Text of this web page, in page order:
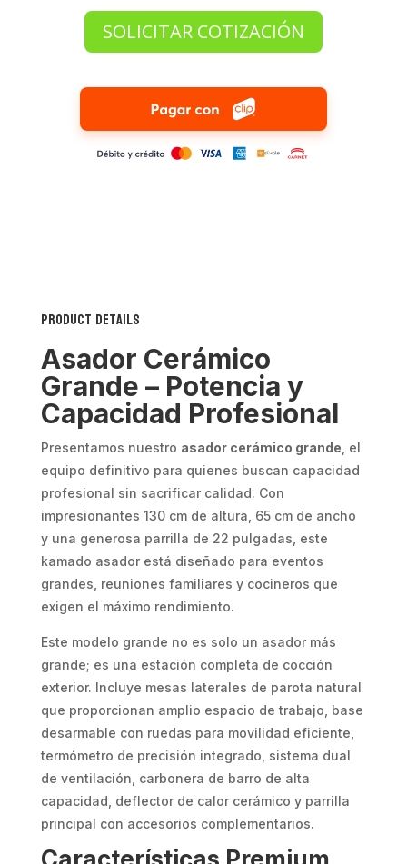
SOLICITAR COTIZACIÓN
Product Details
Asador Cerámico
Grande – Potencia y
Capacidad Profesional
Presentamos nuestro asador cerámico grande , el
equipo definitivo para quienes buscan capacidad
profesional sin sacrificar calidad. Con
impresionantes 130 cm de altura, 65 cm de ancho
y una generosa parrilla de 22 pulgadas, este
kamado asador está diseñado para eventos
grandes, reuniones familiares y cocineros que
exigen el máximo rendimiento.
Este modelo grande no es solo un asador más
grande; es una estación completa de cocción
exterior. Incluye mesas laterales de parota natural
que proporcionan amplio espacio de trabajo, base
desarmable con ruedas para movilidad eficiente,
termómetro de precisión integrado, sistema dual
de ventilación, carbonera de barro de alta
capacidad, deflector de calor cerámico y parrilla
principal con accesorios complementarios.